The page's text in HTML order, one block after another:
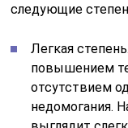
следующие
Легкая
повышением
отсутствием
недомогания.